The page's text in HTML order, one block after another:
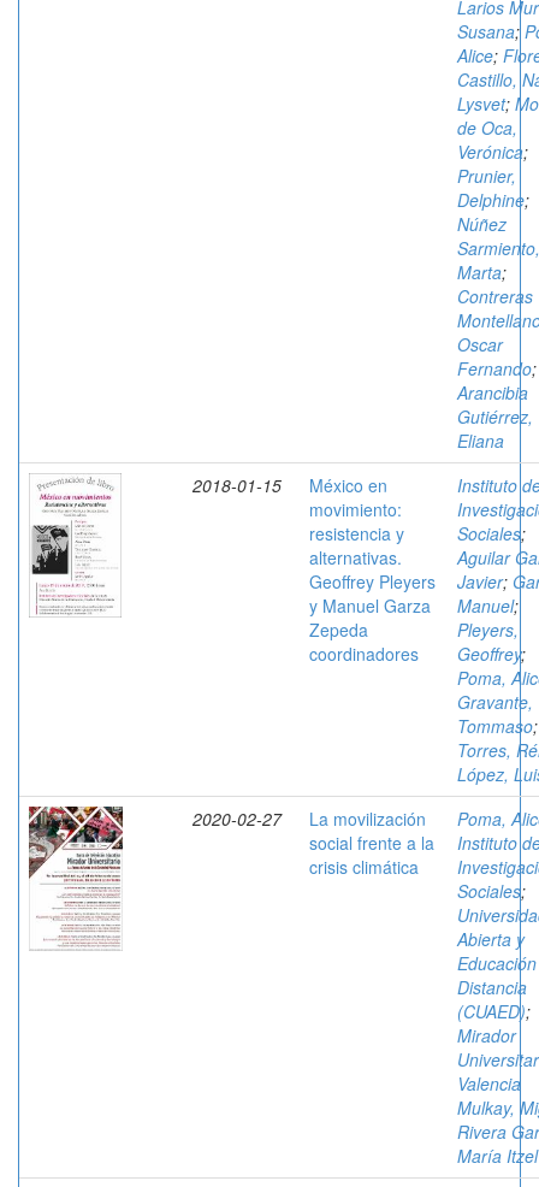
Larios
Susana;
Alice;
Castillo,
Lysvet;
de Oca,
Verónica;
Prunier,
Delphine;
Núñez
Sarmiento,
Marta;
Contreras
Oscar
Fernando;
Arancibia
Gutiérrez,
Eliana
2018-01-15
México en
movimiento:
resistencia y
alternativas.
Geoffrey Pleyers
y Manuel Garza
Zepeda
coordinadores
Instituto
Sociales;
Aguilar
Javier;
Manuel;
Pleyers,
Geoffrey;
Poma,
Gravante,
Tommaso;
Torres,
López,
2020-02-27
La movilización
social frente a la
crisis climática
Poma,
Instituto
Sociales;
Abierta y
Distancia
(CUAED);
Mirador
Valencia
Mulkay,
Rivera
María Itzel